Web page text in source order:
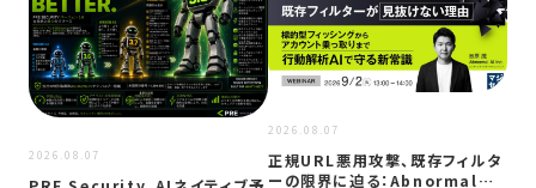
2026.08.07
2026.08.07
正規URL悪用攻撃、既存フィルタ
ーの限界に迫る：Abnormal